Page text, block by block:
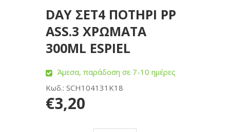
DAY ΣΕΤ4 ΠΟΤΗΡΙ PP
ΑSS.3 ΧΡΩΜΑΤΑ
300ML ESPIEL
Άμεσα, παράδοση σε 7-10 ημέρες
Κωδ.: SCH104131K18
€3,20